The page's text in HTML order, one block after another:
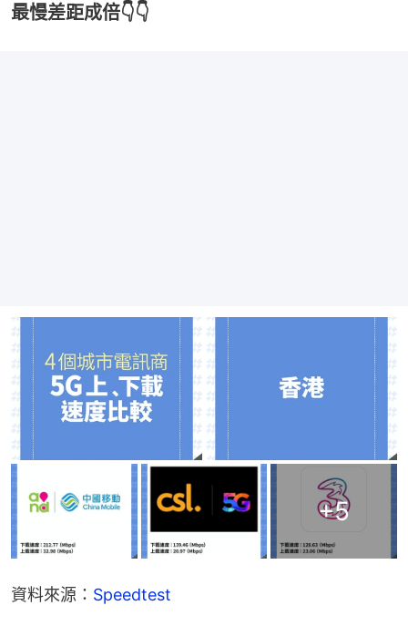
最慢差距成倍👇👇
+5
資料來源： Speedtest